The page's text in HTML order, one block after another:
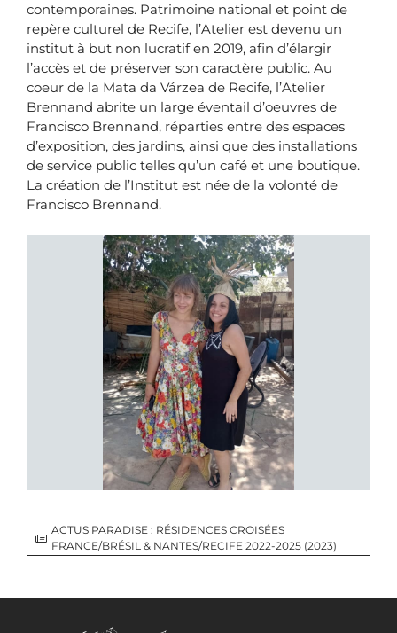
contemporaines. Patrimoine national et point de
repère culturel de Recife, l’Atelier est devenu un
institut à but non lucratif en 2019, afin d’élargir
l’accès et de préserver son caractère public. Au
coeur de la Mata da Várzea de Recife, l’Atelier
Brennand abrite un large éventail d’oeuvres de
Francisco Brennand, réparties entre des espaces
d’exposition, des jardins, ainsi que des installations
de service public telles qu’un café et une boutique.
La création de l’Institut est née de la volonté de
Francisco Brennand.
ACTUS PARADISE : RÉSIDENCES CROISÉES
FRANCE/BRÉSIL & NANTES/RECIFE 2022-2025 (2023)